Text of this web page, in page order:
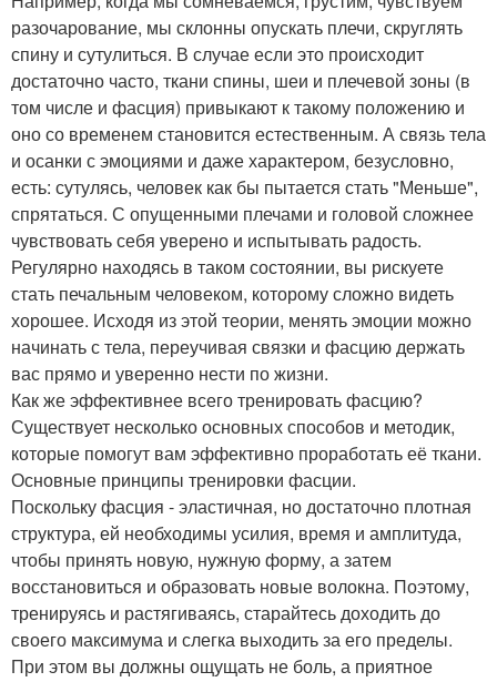
разочарование, мы склонны опускать плечи, скруглять
спину и сутулиться. В случае если это происходит
достаточно часто, ткани спины, шеи и плечевой зоны (в
том числе и фасция) привыкают к такому положению и
оно со временем становится естественным. А связь тела
и осанки с эмоциями и даже характером, безусловно,
есть: сутулясь, человек как бы пытается стать "Меньше",
спрятаться. С опущенными плечами и головой сложнее
чувствовать себя уверено и испытывать радость.
Регулярно находясь в таком состоянии, вы рискуете
стать печальным человеком, которому сложно видеть
хорошее. Исходя из этой теории, менять эмоции можно
начинать с тела, переучивая связки и фасцию держать
вас прямо и уверенно нести по жизни.
Как же эффективнее всего тренировать фасцию?
Существует несколько основных способов и методик,
которые помогут вам эффективно проработать её ткани.
Основные принципы тренировки фасции.
Поскольку фасция - эластичная, но достаточно плотная
структура, ей необходимы усилия, время и амплитуда,
чтобы принять новую, нужную форму, а затем
восстановиться и образовать новые волокна. Поэтому,
тренируясь и растягиваясь, старайтесь доходить до
своего максимума и слегка выходить за его пределы.
При этом вы должны ощущать не боль, а приятное